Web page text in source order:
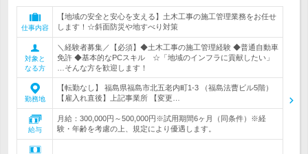
仕事内容
【地域の安全と安心を支える】土木工事の施工管理業務をお任せ
します！☆斜面防災や地すべり対策
対象と
なる方
＼経験者募集／【必須】◆土木工事の施工管理経験 ◆普通自動車
免許 ◆基本的なPCスキル ☆「地域のインフラに貢献したい」
…そんな方を歓迎します！
勤務地
【転勤なし】 福島県福島市北五老内町1-3 （福島法曹ビル5階）
【雇入れ直後】上記事業所 【変更…
給与
月給：300,000円～500,000円※試用期間6ヶ月（同条件）※経
験・年齢を考慮の上、規定により優遇します。